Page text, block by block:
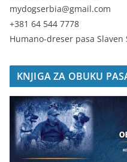
mydogserbia@gmail.com
+381 64 544 7778
Humano-dreser pasa Slaven
KNJIGA ZA OBUKU